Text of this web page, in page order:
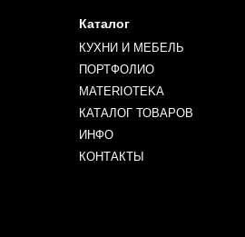
Каталог
КУХНИ И МЕБЕЛЬ
ПОРТФОЛИО
MATERIOTEKA
КАТАЛОГ ТОВАРОВ
ИНФО
КОНТАКТЫ